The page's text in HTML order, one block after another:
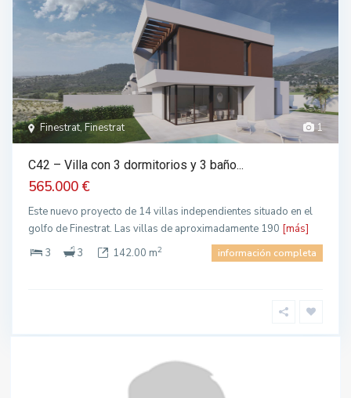
1
Finestrat, Finestrat
C42 – Villa con 3 dormitorios y 3 baño...
565.000 €
Este nuevo proyecto de 14 villas independientes situado en el
golfo de Finestrat. Las villas de aproximadamente 190 [más]
3
3 142.00 m2 información completa